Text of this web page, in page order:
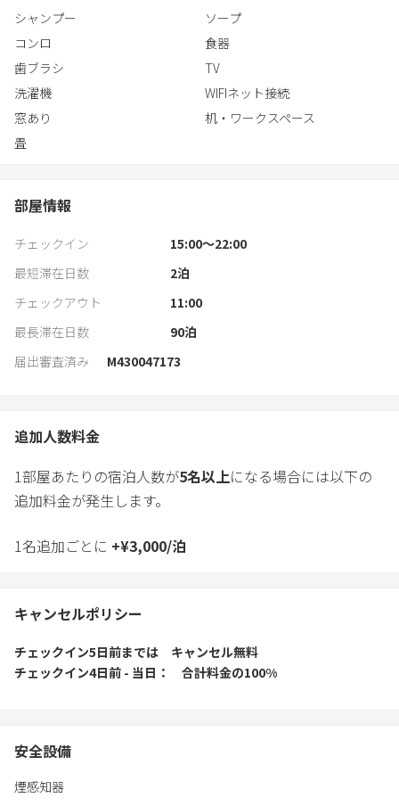
シャンプー
ソープ
コンロ
食器
歯ブラシ
TV
洗濯機
WIFIネット接続
窓あり
机・ワークスペース
畳
部屋情報
チェックイン
15:00〜22:00
最短滞在日数
2泊
チェックアウト
11:00
最長滞在日数
90泊
届出審査済み
M430047173
追加人数料金
1部屋あたりの宿泊人数が5名以上になる場合には以下の
追加料金が発生します。
1名追加ごとに +¥3,000/泊
キャンセルポリシー
チェックイン5日前までは
キャンセル無料
チェックイン4日前 - 当日
合計料金の100%
安全設備
煙感知器